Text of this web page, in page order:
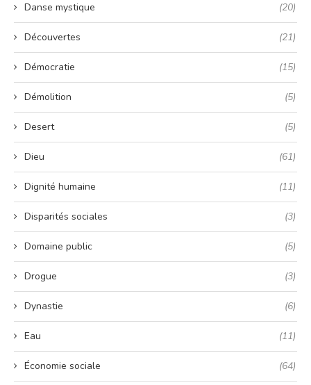
Danse mystique (20)
Découvertes (21)
Démocratie (15)
Démolition (5)
Desert (5)
Dieu (61)
Dignité humaine (11)
Disparités sociales (3)
Domaine public (5)
Drogue (3)
Dynastie (6)
Eau (11)
Économie sociale (64)